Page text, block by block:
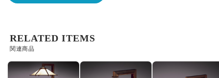
関連商品
RELATED ITEMS